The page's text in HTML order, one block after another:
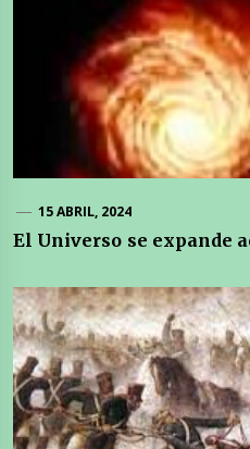
15 ABRIL, 2024
El Universo se expande